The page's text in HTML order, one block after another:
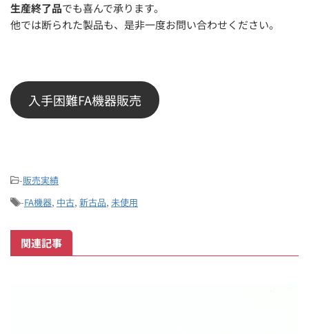
生産終了品でも喜んで承ります。
他では断られた製品も、是非一度お問い合わせください。
入手困難FA機器販売
-販売実績
-FA機器, 中古, 新古品, 未使用
関連記事